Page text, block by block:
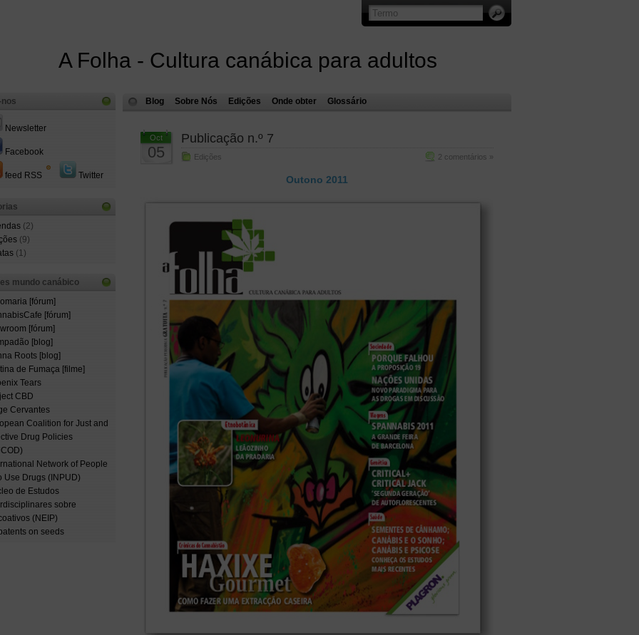
A Folha - Cultura canábica para adultos
Blog Sobre Nós Edições Onde obter Glossário
Oct
05
Publicação n.º 7
Edições 2 comentários »
Outono 2011
nos
Newsletter
Facebook
feed RSS Twitter
(2)
(9)
(1)
mundo canábico
[fórum]
[fórum]
[fórum]
[blog]
Roots [blog]
de Fumaça [filme]
Tears
CBD
Cervantes
Coalition for Just and
Drug Policies
Network of People
Use Drugs (INPUD)
de Estudos
sobre
(NEIP)
on seeds